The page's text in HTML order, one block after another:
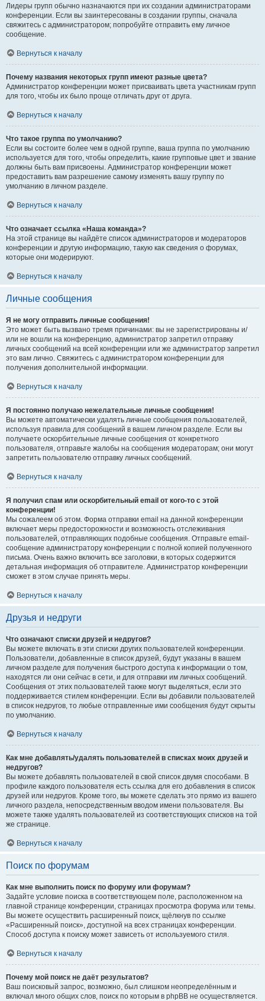
Лидеры групп обычно назначаются при их создании администраторами
конференции. Если вы заинтересованы в создании группы, сначала
свяжитесь с администратором; попробуйте отправить ему личное
сообщение.
Вернуться к началу
Почему названия некоторых групп имеют разные цвета?
Администратор конференции может присваивать цвета участникам групп
для того, чтобы их было проще отличать друг от друга.
Вернуться к началу
Что такое группа по умолчанию?
Если вы состоите более чем в одной группе, ваша группа по умолчанию
используется для того, чтобы определить, какие групповые цвет и звание
должны быть вам присвоены. Администратор конференции может
предоставить вам разрешение самому изменять вашу группу по
умолчанию в личном разделе.
Вернуться к началу
Что означает ссылка «Наша команда»?
На этой странице вы найдёте список администраторов и модераторов
конференции и другую информацию, такую как сведения о форумах,
которые они модерируют.
Вернуться к началу
Личные сообщения
Я не могу отправить личные сообщения!
Это может быть вызвано тремя причинами: вы не зарегистрированы и/
или не вошли на конференцию, администратор запретил отправку
личных сообщений на всей конференции или же администратор запретил
это вам лично. Свяжитесь с администратором конференции для
получения дополнительной информации.
Вернуться к началу
Я постоянно получаю нежелательные личные сообщения!
Вы можете автоматически удалять личные сообщения пользователей,
используя правила для сообщений в вашем личном разделе. Если вы
получаете оскорбительные личные сообщения от конкретного
пользователя, отправьте жалобы на сообщения модераторам; они могут
запретить пользователю отправку личных сообщений.
Вернуться к началу
Я получил спам или оскорбительный email от кого-то с этой
конференции!
Мы сожалеем об этом. Форма отправки email на данной конференции
включает меры предосторожности и возможность отслеживания
пользователей, отправляющих подобные сообщения. Отправьте email-
сообщение администратору конференции с полной копией полученного
письма. Очень важно включить все заголовки, в которых содержится
детальная информация об отправителе. Администратор конференции
сможет в этом случае принять меры.
Вернуться к началу
Друзья и недруги
Что означают списки друзей и недругов?
Вы можете включать в эти списки других пользователей конференции.
Пользователи, добавленные в список друзей, будут указаны в вашем
личном разделе для получения быстрого доступа к информации о том,
находятся ли они сейчас в сети, и для отправки им личных сообщений.
Сообщения от этих пользователей также могут выделяться, если это
поддерживается стилем конференции. Если вы добавили пользователей
в список недругов, то любые отправленные ими сообщения будут скрыты
по умолчанию.
Вернуться к началу
Как мне добавлять/удалять пользователей в списках моих друзей и
недругов?
Вы можете добавлять пользователей в свой список двумя способами. В
профиле каждого пользователя есть ссылка для его добавления в список
друзей или недругов. Кроме того, вы можете сделать это прямо из вашего
личного раздела, непосредственным вводом имени пользователя. Вы
можете также удалять пользователей из соответствующих списков на той
же странице.
Вернуться к началу
Поиск по форумам
Как мне выполнить поиск по форуму или форумам?
Задайте условие поиска в соответствующем поле, расположенном на
главной странице конференции, страницах просмотра форума или темы.
Вы можете осуществить расширенный поиск, щёлкнув по ссылке
«Расширенный поиск», доступной на всех страницах конференции.
Способ доступа к поиску может зависеть от используемого стиля.
Вернуться к началу
Почему мой поиск не даёт результатов?
Ваш поисковый запрос, возможно, был слишком неопределённым и
включал много общих слов, поиск по которым в phpBB не осуществляется.